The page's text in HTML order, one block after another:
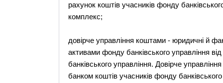
рахунок коштів учасників фонду
комплекс;
довірче управління коштами - юридичні й
активами фонду банківського управління
банківського управління. Довірче
банком коштів учасників фонду